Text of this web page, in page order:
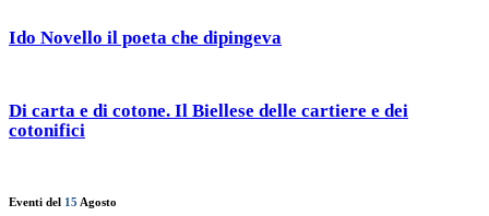
Ido Novello il poeta che dipingeva
Di carta e di cotone. Il Biellese delle cartiere e dei
cotonifici
Eventi del 15 Agosto